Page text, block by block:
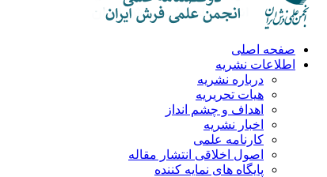
صفحه اصلی
اطلاعات نشریه
درباره نشریه
هیات تحریریه
اهداف و چشم انداز
اخبار نشریه
کارنامه علمی
اصول اخلاقی انتشار مقاله
پایگاه های نمایه کننده